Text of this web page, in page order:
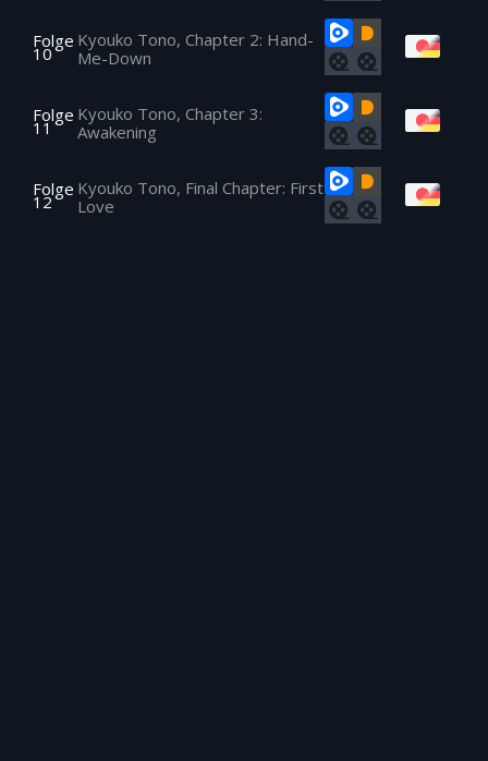
Folge
10
Kyouko Tono, Chapter 2: Hand-
Me-Down
Folge
11
Kyouko Tono, Chapter 3:
Awakening
Folge
12
Kyouko Tono, Final Chapter: First
Love